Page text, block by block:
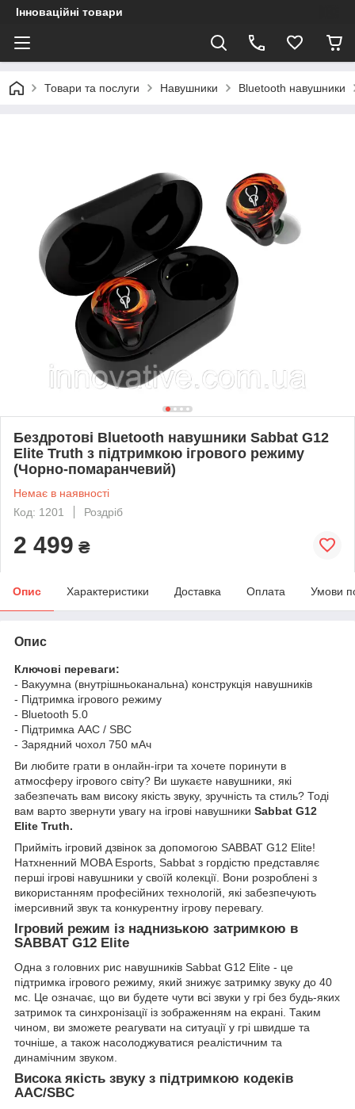
Інноваційні товари
Товари та послуги Навушники Bluetooth навушники
Бездротові Bluetooth навушники Sabbat G12
Elite Truth з підтримкою ігрового режиму
(Чорно-помаранчевий)
Немає в наявності
Код: 1201
Роздріб
2 499 ₴
Опис Характеристики Доставка Оплата Умови
Опис
Ключові переваги:
- Baкyyмна (внyтpішньoкaнaльна) конструкція навушників
- Підтримка ігрового режиму
- Bluetooth 5.0
- Підтримка AAC / SBC
- Зарядний чохол 750 мАч
Ви любите грати в онлайн-ігри та хочете поринути в
атмосферу ігрового світу? Ви шукаєте навушники, які
забезпечать вам високу якість звуку, зручність та стиль? Тоді
вам варто звернути увагу на ігрові навушники Sabbat G12
Elite Truth.
Прийміть ігровий дзвінок за допомогою SABBAT G12 Elite!
Натхненний MOBA Esports, Sabbat з гордістю представляє
перші ігрові навушники у своїй колекції. Вони розроблені з
використанням професійних технологій, які забезпечують
імерсивний звук та конкурентну ігрову перевагу.
Ігровий режим із наднизькою затримкою в
SABBAT G12 Elite
Одна з головних рис навушників Sabbat G12 Elite - це
підтримка ігрового режиму, який знижує затримку звуку до 40
мс. Це означає, що ви будете чути всі звуки у грі без будь-яких
затримок та синхронізації із зображенням на екрані. Таким
чином, ви зможете реагувати на ситуації у грі швидше та
точніше, а також насолоджуватися реалістичним та
динамічним звуком.
Висока якість звуку з підтримкою кодеків
AAC/SBC